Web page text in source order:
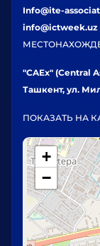
Info@ite-
info@ictweek.uz
"CAEx" (Central
Ташкент, ул.
ПОКАЗАТЬ НА
+
−